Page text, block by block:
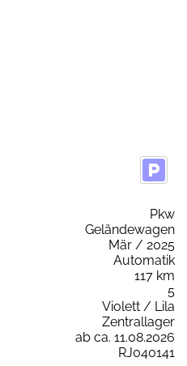
Pkw
Geländewagen
Mär / 2025
Automatik
117 km
5
Violett / Lila
Zentrallager
ab ca. 11.08.2026
RJ040141